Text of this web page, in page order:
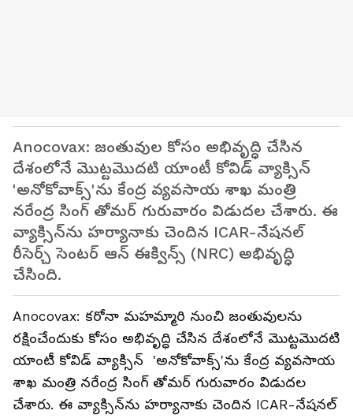
Anocovax: జంతువుల కోసం అభివృద్ధి చేసిన
దేశంలోనే మొట్టమొదటి యాంటీ కోవిడ్ వ్యాక్సిన్
'అనోకోవాక్స్'ను కేంద్ర వ్యవసాయ శాఖ మంత్రి
నరేంద్ర సింగ్ తోమర్ గురువారం విడుదల చేశారు. ఈ
వ్యాక్సిన్‌ను హర్యానాకు చెందిన ICAR-నేషనల్
రీసెర్చ్ సెంటర్ ఆన్ ఈక్విన్స్ (NRC) అభివృద్ధి
చేసింది.
Anocovax: క‌రోనా మ‌హ‌మ్మారి నుంచి జంతువులను
ర‌క్షించేందుకు కోసం అభివృద్ధి చేసిన దేశంలోనే మొట్టమొదటి
యాంటీ కోవిడ్ వ్యాక్సిన్ 'అనోకోవాక్స్'ను కేంద్ర వ్యవసాయ
శాఖ మంత్రి నరేంద్ర సింగ్ తోమర్ గురువారం విడుదల
చేశారు. ఈ వ్యాక్సిన్‌ను హర్యానాకు చెందిన ICAR-నేషనల్